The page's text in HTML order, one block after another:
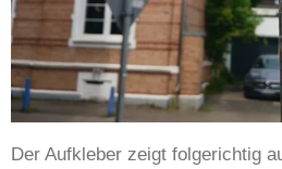
Der Aufkleber zeigt folgerichtig